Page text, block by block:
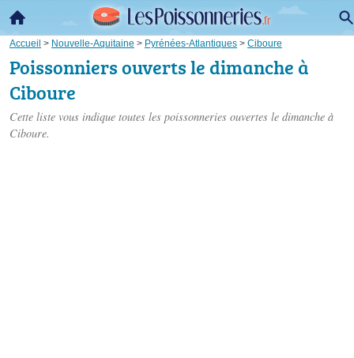
Accueil > Nouvelle-Aquitaine > Pyrénées-Atlantiques > Ciboure
Poissonniers ouverts le dimanche à
Ciboure
Cette liste vous indique toutes les poissonneries ouvertes le dimanche à
Ciboure.